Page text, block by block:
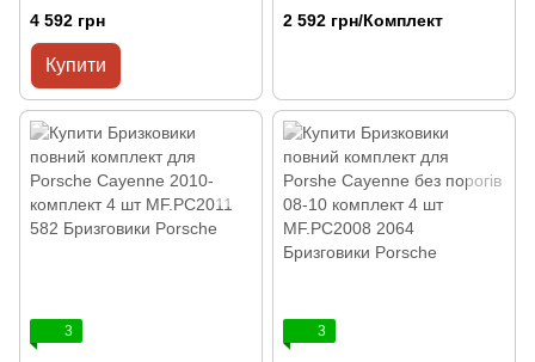
4 592 грн
Купити
2 592 грн/Комплект
3 3